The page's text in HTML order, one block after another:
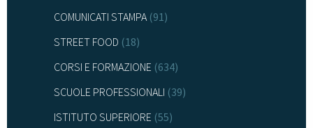
COMUNICATI STAMPA(91)
STREET FOOD (18)
CORSI E FORMAZIONE (634)
SCUOLE PROFESSIONALI (39)
ISTITUTO SUPERIORE (55)